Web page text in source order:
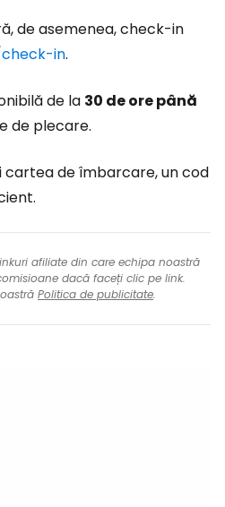
de asemenea, check-in
in.
de la 30 de ore până
de plecare.
cartea de îmbarcare, un cod
afiliate din care echipa noastră
dacă faceți clic pe link.
Politica de publicitate.